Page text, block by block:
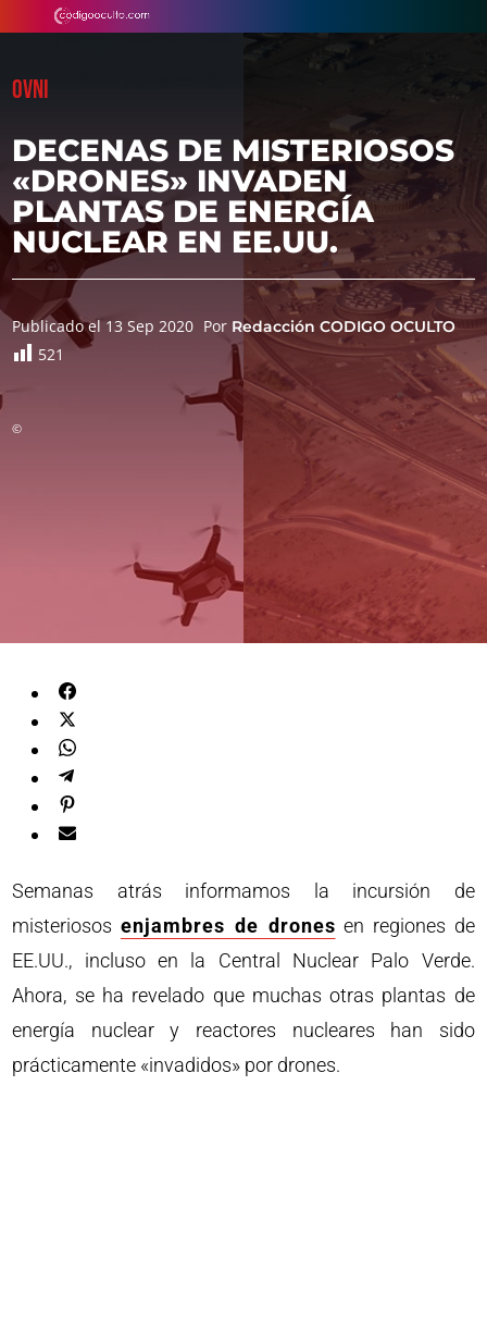
OVNI
DECENAS DE MISTERIOSOS
«DRONES» INVADEN
PLANTAS DE ENERGÍA
NUCLEAR EN EE.UU.
Publicado el 13 Sep 2020 Por Redacción CODIGO OCULTO
521
©
Semanas atrás informamos la incursión de
misteriosos enjambres de drones en regiones de
EE.UU., incluso en la Central Nuclear Palo Verde.
Ahora, se ha revelado que muchas otras plantas de
energía nuclear y reactores nucleares han sido
prácticamente «invadidos» por drones.